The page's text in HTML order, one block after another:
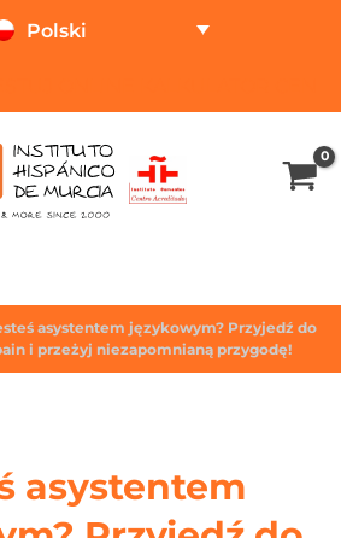
Polski
asystentem językowym? Przyjedź do
i przeżyj niezapomnianą przygodę!
asystentem